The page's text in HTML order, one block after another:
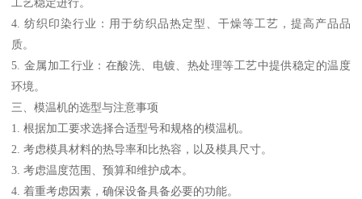
4. 纺织印染行业：用于纺织品热定型、干燥等工艺，提高产品品
质。
5. 金属加工行业：在酸洗、电镀、热处理等工艺中提供稳定的温度
环境。
三、模温机的选型与注意事项
1. 根据加工要求选择合适型号和规格的模温机。
2. 考虑模具材料的热导率和比热容，以及模具尺寸。
3. 考虑温度范围、预算和维护成本。
4. 着重考虑因素，确保设备具备必要的功能。